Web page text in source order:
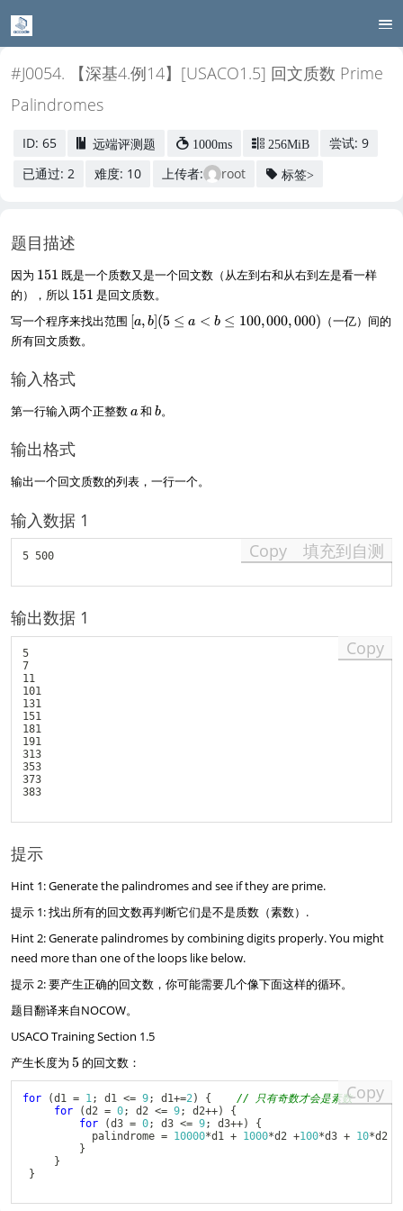
#J0054. 【深基4.例14】[USACO1.5] 回文质数 Prime
Palindromes
ID: 65 远端评测题 1000ms 256MiB
尝试: 9
已通过: 2
难度: 10 上传者: root 标签>
题目描述
因为 1
1
151 既是一个质数又是一个回文数（从左到右和从右到左是看一样
的），所以 1
1
151 是回文质数。
写一个程序来找出范围 [a
\l
b
[a, b](5 ≤ a < b ≤ 100,000,000) （一亿）间的
所有回文质数。
输入格式
第一行输入两个正整数a
a 和b
b。
输出格式
输出一个回文质数的列表，一行一个。
输入数据 1
5 500 Copy 填充到自测
输出数据 1
5
7
11
101
131
151
181
191
313
353
373
383
Copy
提示
Hint 1: Generate the palindromes and see if they are prime.
提示 1: 找出所有的回文数再判断它们是不是质数（素数）.
Hint 2: Generate palindromes by combining digits properly. You might
need more than one of the loops like below.
提示 2: 要产生正确的回文数，你可能需要几个像下面这样的循环。
题目翻译来自NOCOW。
USACO Training Section 1.5
产生长度为5
5的回文数：
for (d1 = 1 ; d1 <= 9; d1+=2 ) {
// 只有奇数才会是素数
for
(d2 = 0; d2 <= 9; d2++)
{
for
(d3 = 0; d3 <= 9; d3++)
{
           palindrome
= 10000*d1 + 1000*d2 +100*d3 + 10*d2
}
}
}
Copy